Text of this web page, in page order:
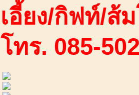
เอี้ยง/กิฟท์/ส้
โทร. 085-